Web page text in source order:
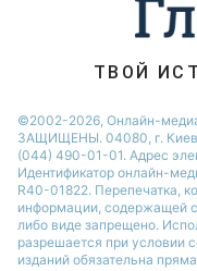
ТВОЙ
©2002-2026, Онлайн-
ЗАЩИЩЕНЫ. 04080, г.
(044) 490-01-01. Адрес
Идентификатор онлайн-
R40-01822. Перепечатка,
информации, содержащей
либо виде запрещено.
разрешается при условии
изданий обязательна